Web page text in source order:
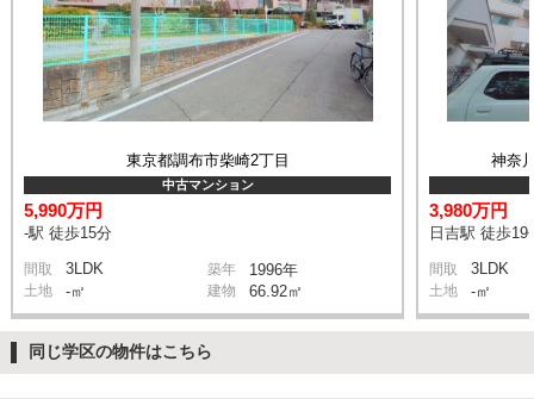
東京都調布市柴崎2丁目
中古マンション
5,990万円
-駅 徒歩15分
間取 3LDK 築年 1996年
土地 -㎡ 建物 66.92㎡
神奈
3,980万円
日吉駅 徒歩19
間取 3LDK
土地 -㎡
同じ学区の物件はこちら